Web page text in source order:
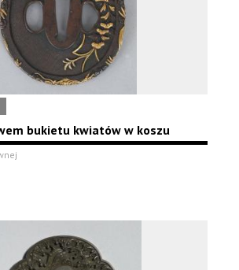
bukietu kwiatów w koszu